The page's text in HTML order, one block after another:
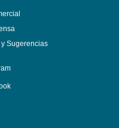
Sugerencias